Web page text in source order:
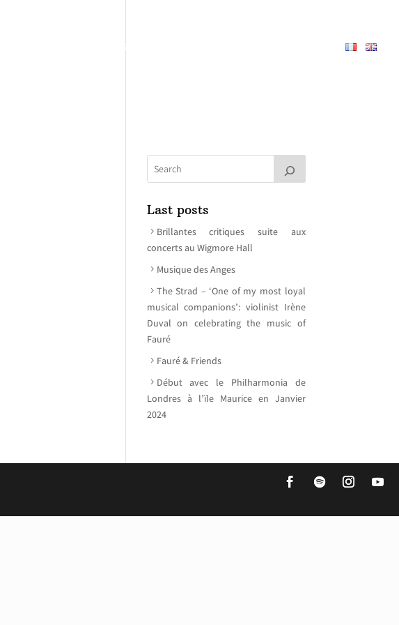
RÉPERTOIRE
Last posts
Brillantes critiques suite aux
concerts au Wigmore Hall
Musique des Anges
The Strad – ‘One of my most loyal
musical companions’: violinist Irène
Duval on celebrating the music of
Fauré
Fauré & Friends
Début avec le Philharmonia de
Londres à l’ïle Maurice en Janvier
2024